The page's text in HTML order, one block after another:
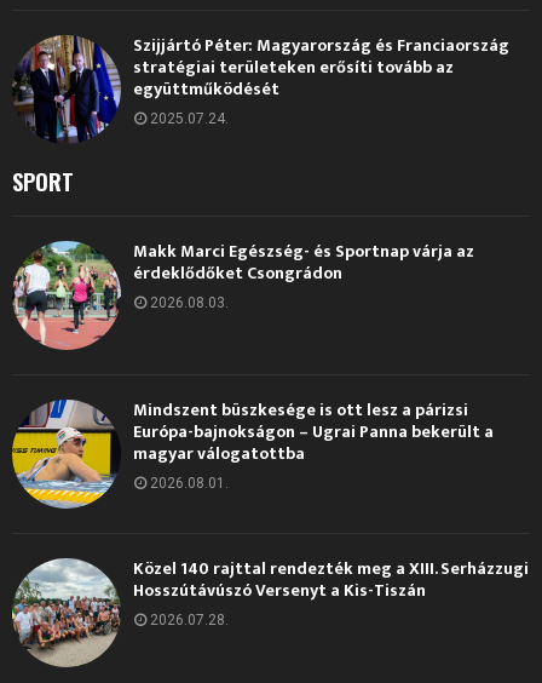
Szijjártó Péter: Magyarország és Franciaország
stratégiai területeken erősíti tovább az
együttműködését
2025.07.24.
SPORT
Makk Marci Egészség- és Sportnap várja az
érdeklődőket Csongrádon
2026.08.03.
Mindszent büszkesége is ott lesz a párizsi
Európa-bajnokságon – Ugrai Panna bekerült a
magyar válogatottba
2026.08.01.
Közel 140 rajttal rendezték meg a XIII. Serházzugi
Hosszútávúszó Versenyt a Kis-Tiszán
2026.07.28.